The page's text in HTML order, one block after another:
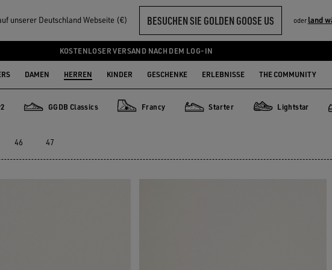
unserer Deutschland Webseite (€) BESUCHEN SIE GOLDEN GOOSE US oder land
KOSTENLOSER VERSAND NACH DEM LOG-IN
DAMEN HERREN KINDER GESCHENKE ERLEBNISSE THE COMMUNITY
GGDB Classics Francy Starter Lightstar
46 47